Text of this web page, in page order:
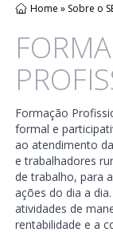
Home » Sobre o
Formação
formal e
ao atendimento
e trabalhadores
de trabalho, para
ações do dia a
atividades de
rentabilidade e a